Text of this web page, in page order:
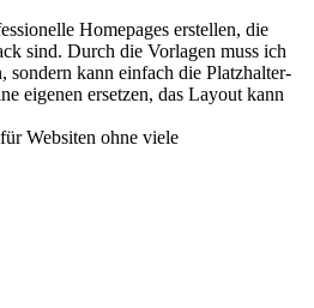
Homepages erstellen, die
sind. Durch die Vorlagen muss ich
sondern kann einfach die Platzhalter-
eigenen ersetzen, das Layout kann
Websiten ohne viele